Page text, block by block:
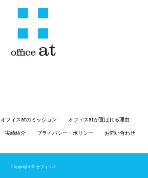
オフィスatのミッション
オフィスatが選ばれる理由
実績紹介 プライバシー・ポリシー お問い合わせ
Copyright © オフィスat